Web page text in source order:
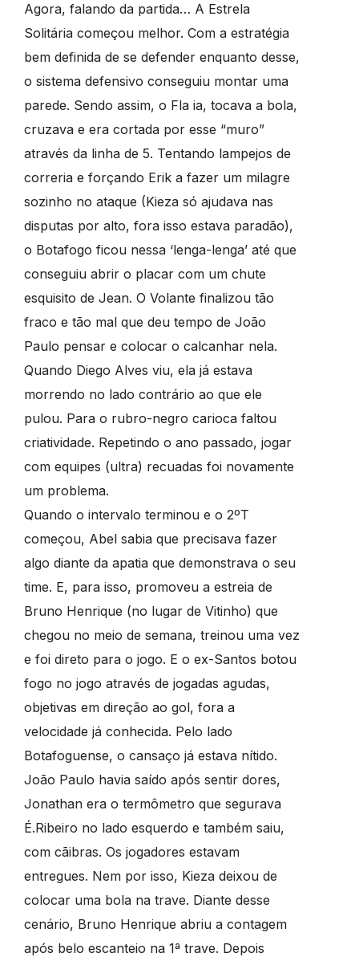
Agora, falando da partida… A Estrela
Solitária começou melhor. Com a estratégia
bem definida de se defender enquanto desse,
o sistema defensivo conseguiu montar uma
parede. Sendo assim, o Fla ia, tocava a bola,
cruzava e era cortada por esse “muro”
através da linha de 5. Tentando lampejos de
correria e forçando Erik a fazer um milagre
sozinho no ataque (Kieza só ajudava nas
disputas por alto, fora isso estava paradão),
o Botafogo ficou nessa ‘lenga-lenga’ até que
conseguiu abrir o placar com um chute
esquisito de Jean. O Volante finalizou tão
fraco e tão mal que deu tempo de João
Paulo pensar e colocar o calcanhar nela.
Quando Diego Alves viu, ela já estava
morrendo no lado contrário ao que ele
pulou. Para o rubro-negro carioca faltou
criatividade. Repetindo o ano passado, jogar
com equipes (ultra) recuadas foi novamente
um problema.
Quando o intervalo terminou e o 2ºT
começou, Abel sabia que precisava fazer
algo diante da apatia que demonstrava o seu
time. E, para isso, promoveu a estreia de
Bruno Henrique (no lugar de Vitinho) que
chegou no meio de semana, treinou uma vez
e foi direto para o jogo. E o ex-Santos botou
fogo no jogo através de jogadas agudas,
objetivas em direção ao gol, fora a
velocidade já conhecida. Pelo lado
Botafoguense, o cansaço já estava nítido.
João Paulo havia saído após sentir dores,
Jonathan era o termômetro que segurava
É.Ribeiro no lado esquerdo e também saiu,
com cãibras. Os jogadores estavam
entregues. Nem por isso, Kieza deixou de
colocar uma bola na trave. Diante desse
cenário, Bruno Henrique abriu a contagem
após belo escanteio na 1ª trave. Depois